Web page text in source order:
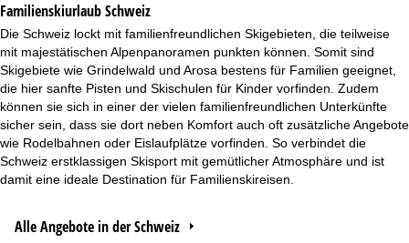
Familienskiurlaub Schweiz
Die Schweiz lockt mit familienfreundlichen Skigebieten, die teilweise
mit majestätischen Alpenpanoramen punkten können. Somit sind
Skigebiete wie Grindelwald und Arosa bestens für Familien geeignet,
die hier sanfte Pisten und Skischulen für Kinder vorfinden. Zudem
können sie sich in einer der vielen familienfreundlichen Unterkünfte
sicher sein, dass sie dort neben Komfort auch oft zusätzliche Angebote
wie Rodelbahnen oder Eislaufplätze vorfinden. So verbindet die
Schweiz erstklassigen Skisport mit gemütlicher Atmosphäre und ist
damit eine ideale Destination für Familienskireisen.
Alle Angebote in der Schweiz